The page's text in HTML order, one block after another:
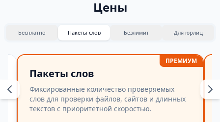
Цены
Бесплатно Пакеты слов Безлимит Для юрлиц
ПРЕМИУМ
Пакеты слов
Фиксированные количество проверяемых
слов для проверки файлов, сайтов и длинных
текстов с приоритетной скоростью.